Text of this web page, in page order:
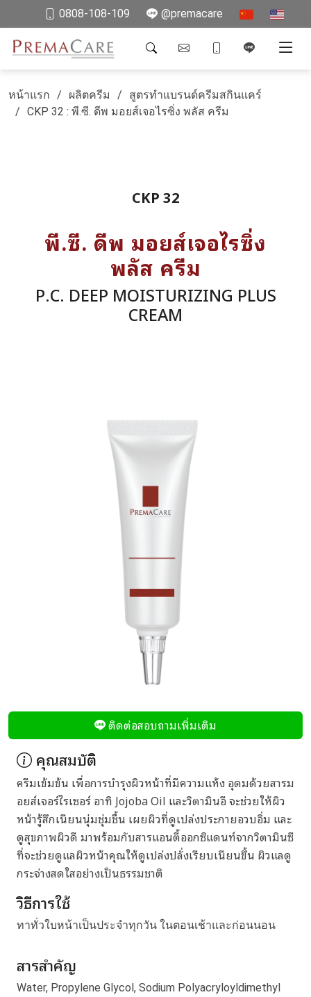
0808-108-109 @premacare
หน้าแรก ผลิตครีม
สูตรทำแบรนด์ครีมสกินแคร์
CKP 32 : พี.ซี. ดีพ มอยส์เจอไรซิ่ง พลัส ครีม
CKP 32
พี.ซี. ดีพ มอยส์เจอไรซิ่ง
พลัส ครีม
P.C. DEEP MOISTURIZING PLUS
CREAM
ติดต่อสอบถามเพิ่มเติม
คุณสมบัติ
ครีมเข้มข้น เพื่อการบำรุงผิวหน้าที่มีความแห้ง อุดมด้วยสารม
อยส์เจอร์ไรเซอร์ อาทิ Jojoba Oil และวิตามินอี จะช่วยให้ผิว
หน้ารู้สึกเนียนนุ่มชุ่มชื้น เผยผิวที่ดูเปล่งประกายอวบอิ่ม และ
ดูสุขภาพผิวดี มาพร้อมกับสารแอนตี้ออกซิแดนท์จากวิตามินซี
ที่จะช่วยดูแลผิวหน้าคุณให้ดูเปล่งปลั่งเรียบเนียนขึ้น ผิวแลดู
กระจ่างสดใสอย่างเป็นธรรมชาติ
วิธีการใช้
ทาทั่วใบหน้าเป็นประจำทุกวัน ในตอนเช้าและก่อนนอน
สารสำคัญ
Water, Propylene Glycol, Sodium Polyacryloyldimethyl